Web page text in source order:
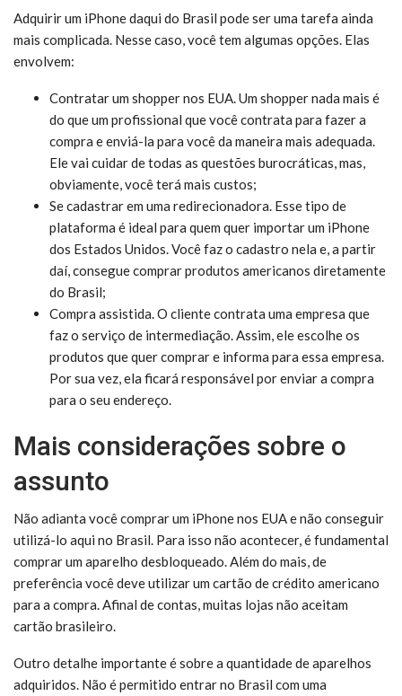
Adquirir um iPhone daqui do Brasil pode ser uma tarefa ainda
mais complicada. Nesse caso, você tem algumas opções. Elas
envolvem:
Contratar um shopper nos EUA. Um shopper nada mais é
do que um profissional que você contrata para fazer a
compra e enviá-la para você da maneira mais adequada.
Ele vai cuidar de todas as questões burocráticas, mas,
obviamente, você terá mais custos;
Se cadastrar em uma redirecionadora. Esse tipo de
plataforma é ideal para quem quer importar um iPhone
dos Estados Unidos. Você faz o cadastro nela e, a partir
daí, consegue comprar produtos americanos diretamente
do Brasil;
Compra assistida. O cliente contrata uma empresa que
faz o serviço de intermediação. Assim, ele escolhe os
produtos que quer comprar e informa para essa empresa.
Por sua vez, ela ficará responsável por enviar a compra
para o seu endereço.
Mais considerações sobre o
assunto
Não adianta você comprar um iPhone nos EUA e não conseguir
utilizá-lo aqui no Brasil. Para isso não acontecer, é fundamental
comprar um aparelho desbloqueado. Além do mais, de
preferência você deve utilizar um cartão de crédito americano
para a compra. Afinal de contas, muitas lojas não aceitam
cartão brasileiro.
Outro detalhe importante é sobre a quantidade de aparelhos
adquiridos. Não é permitido entrar no Brasil com uma